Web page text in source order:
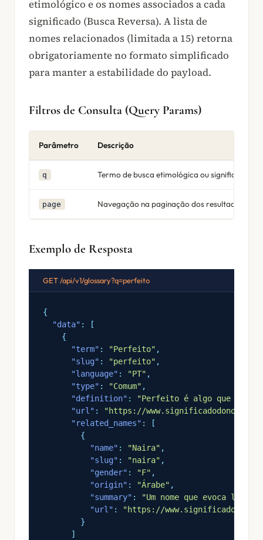
etimológico e os nomes associados a cada
significado (Busca Reversa). A lista de
nomes relacionados (limitada a 15) retorna
obrigatoriamente no formato simplificado
para manter a estabilidade do payload.
Filtros de Consulta (Query Params)
Parâmetro Descrição
q Termo de busca etimológica ou significado.
page Navegação na paginação dos resultados.
Exemplo de Resposta
GET /api/v1/glossary?q=perfeito
{
"data" : [
{
"term" : "Perfeito" ,
"slug" : "perfeito" ,
"language" : "PT" ,
"type" : "Comum" ,
"definition" :
"Perfeito é algo que reúne
"url" :
"https://
"related_names" : [
{
"name" : "Naira" ,
"slug" : "naira" ,
"gender" : "F" ,
"origin" : "Árabe" ,
"summary" :
"Um nome que evoca
"url" :
"https://
}
]